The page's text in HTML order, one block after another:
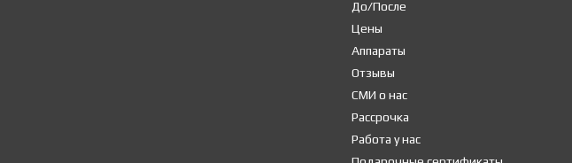
До/После
Цены
Аппараты
Отзывы
СМИ о нас
Рассрочка
Работа у нас